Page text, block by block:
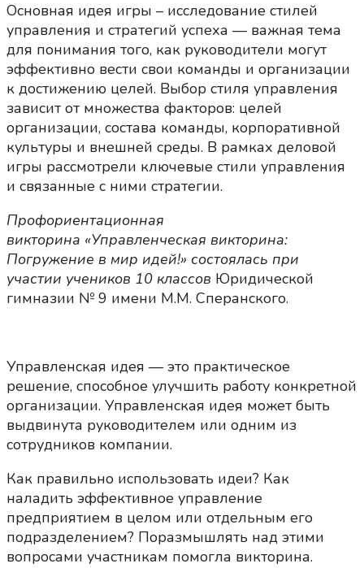
Основная идея игры – исследование стилей
управления и стратегий успеха — важная тема
для понимания того, как руководители могут
эффективно вести свои команды и организации
к достижению целей. Выбор стиля управления
зависит от множества факторов: целей
организации, состава команды, корпоративной
культуры и внешней среды. В рамках деловой
игры рассмотрели ключевые стили управления
и связанные с ними стратегии.
Профориентационная
викторина «Управленческая викторина:
Погружение в мир идей!» состоялась при
участии учеников 10 классов Юридической
гимназии № 9 имени М.М. Сперанского.
Управленская идея — это практическое
решение, способное улучшить работу конкретной
организации. Управленская идея может быть
выдвинута руководителем или одним из
сотрудников компании.
Как правильно использовать идеи? Как
наладить эффективное управление
предприятием в целом или отдельным его
подразделением? Поразмышлять над этими
вопросами участникам помогла викторина.